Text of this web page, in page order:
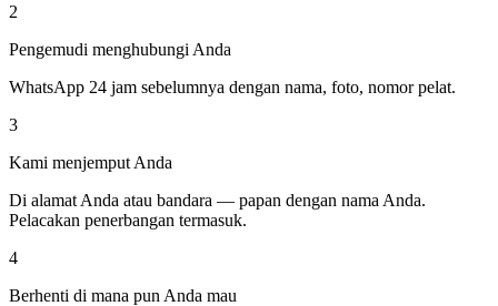
2
Pengemudi menghubungi Anda
WhatsApp 24 jam sebelumnya dengan nama, foto, nomor pelat.
3
Kami menjemput Anda
Di alamat Anda atau bandara — papan dengan nama Anda.
Pelacakan penerbangan termasuk.
4
Berhenti di mana pun Anda mau